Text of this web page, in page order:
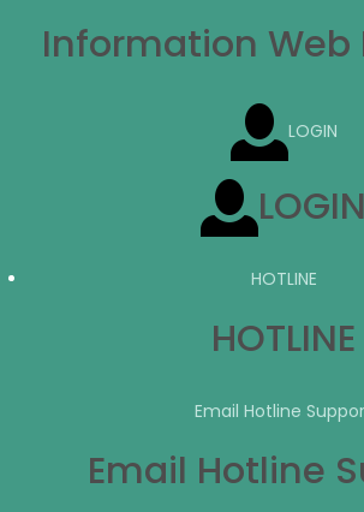
Information
LOGIN
LOGIN
HOTLINE
HOTLINE
Email Hotline
Email Hotline